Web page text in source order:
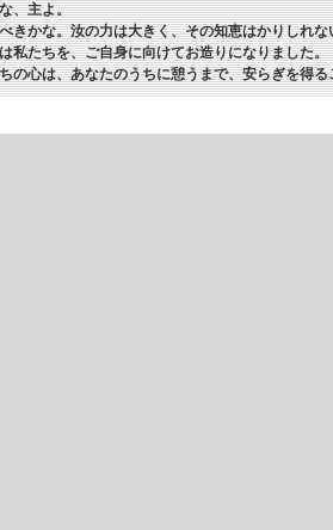
、主よ。
きかな。汝の力は大きく、その知恵はかりしれな
私たちを、ご自身に向けてお造りになりました。
の心は、あなたのうちに憩うまで、安らぎを得